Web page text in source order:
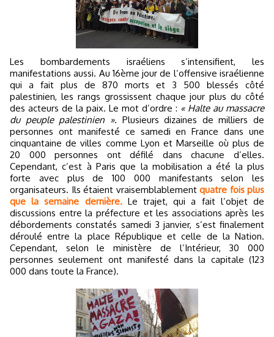
Les bombardements israéliens s’intensifient, les
manifestations aussi. Au 16ème jour de l’offensive israélienne
qui a fait plus de 870 morts et 3 500 blessés côté
palestinien, les rangs grossissent chaque jour plus du côté
des acteurs de la paix. Le mot d’ordre : « Halte au massacre
du peuple palestinien ». Plusieurs dizaines de milliers de
personnes ont manifesté ce samedi en France dans une
cinquantaine de villes comme Lyon et Marseille où plus de
20 000 personnes ont défilé dans chacune d’elles.
Cependant, c’est à Paris que la mobilisation a été la plus
forte avec plus de 100 000 manifestants selon les
organisateurs. Ils étaient vraisemblablement quatre fois plus
que la semaine dernière.Le trajet, qui a fait l’objet de
discussions entre la préfecture et les associations après les
débordements constatés samedi 3 janvier, s’est finalement
déroulé entre la place République et celle de la Nation.
Cependant, selon le ministère de l’Intérieur, 30 000
personnes seulement ont manifesté dans la capitale (123
000 dans toute la France).